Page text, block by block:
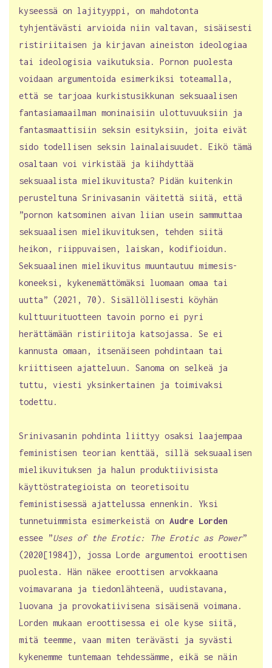
kyseessä on lajityyppi, on mahdotonta
tyhjentävästi arvioida niin valtavan, sisäisesti
ristiriitaisen ja kirjavan aineiston ideologiaa
tai ideologisia vaikutuksia. Pornon puolesta
voidaan argumentoida esimerkiksi toteamalla,
että se tarjoaa kurkistusikkunan seksuaalisen
fantasiamaailman moninaisiin ulottuvuuksiin ja
fantasmaattisiin seksin esityksiin, joita eivät
sido todellisen seksin lainalaisuudet. Eikö tämä
osaltaan voi virkistää ja kiihdyttää
seksuaalista mielikuvitusta? Pidän kuitenkin
perusteltuna Srinivasanin väitettä siitä, että
”pornon katsominen aivan liian usein sammuttaa
seksuaalisen mielikuvituksen, tehden siitä
heikon, riippuvaisen, laiskan, kodifioidun.
Seksuaalinen mielikuvitus muuntautuu mimesis-
koneeksi, kykenemättömäksi luomaan omaa tai
uutta” (2021, 70). Sisällöllisesti köyhän
kulttuurituotteen tavoin porno ei pyri
herättämään ristiriitoja katsojassa. Se ei
kannusta omaan, itsenäiseen pohdintaan tai
kriittiseen ajatteluun. Sanoma on selkeä ja
tuttu, viesti yksinkertainen ja toimivaksi
todettu.
Srinivasanin pohdinta liittyy osaksi laajempaa
feministisen teorian kenttää, sillä seksuaalisen
mielikuvituksen ja halun produktiivisista
käyttöstrategioista on teoretisoitu
feministisessä ajattelussa ennenkin. Yksi
tunnetuimmista esimerkeistä on Audre Lorden
essee ”Uses of the Erotic: The Erotic as Power”
(2020[1984]), jossa Lorde argumentoi eroottisen
puolesta. Hän näkee eroottisen arvokkaana
voimavarana ja tiedonlähteenä, uudistavana,
luovana ja provokatiivisena sisäisenä voimana.
Lorden mukaan eroottisessa ei ole kyse siitä,
mitä teemme, vaan miten terävästi ja syvästi
kykenemme tuntemaan tehdessämme,
eikä se näin